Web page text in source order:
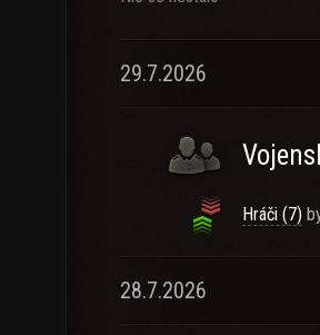
29.7.2026
Hráči (7)
28.7.2026